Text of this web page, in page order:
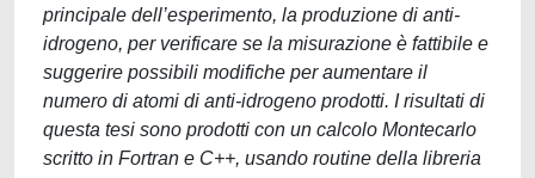
principale dell’esperimento, la produzione di anti-
idrogeno, per verificare se la misurazione è fattibile e
suggerire possibili modifiche per aumentare il
numero di atomi di anti-idrogeno prodotti. I risultati di
questa tesi sono prodotti con un calcolo Montecarlo
scritto in Fortran e C++, usando routine della libreria